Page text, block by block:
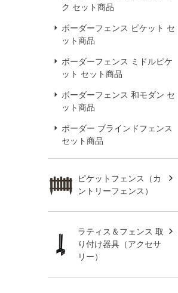
ク セット商品
ボーダーフェンス ピケット セ
ット商品
ボーダーフェンス ミドルピケ
ット セット商品
ボーダーフェンス 和モダン セ
ット商品
ボーダー ブラインドフェンス
セット商品
ピケットフェンス（カ
ントリーフェンス）
ラティス＆フェンス 取
り付け器具（アクセサ
リー）